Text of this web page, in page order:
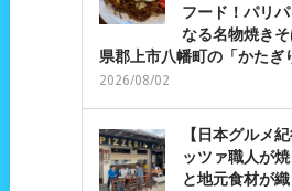
フード！パリ
なる名物焼き
県郡上市八幡町の「かたぎ
2026/08/02
【日本グルメ
ッツァ職人が
と地元食材が